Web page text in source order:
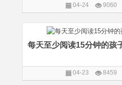
04-24 9060
每天至少阅读15分钟的孩
04-23 8459